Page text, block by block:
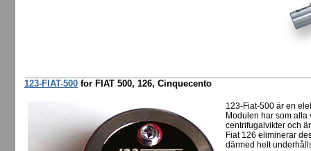
123-FIAT-500 for FIAT 500, 126, Cinquecento
123-Fiat-500 är en
Modulen har som
centrifugalvikter och
Fiat 126 eliminerar
därmed helt